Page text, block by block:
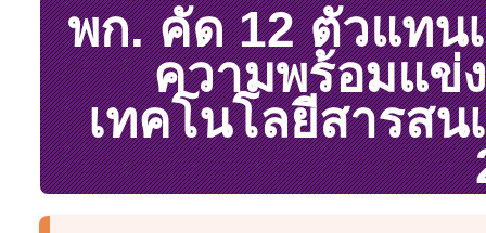
พก. คัด 12 ตัวแทน
ความพร้อมแข่
เทคโนโลยีสารสน